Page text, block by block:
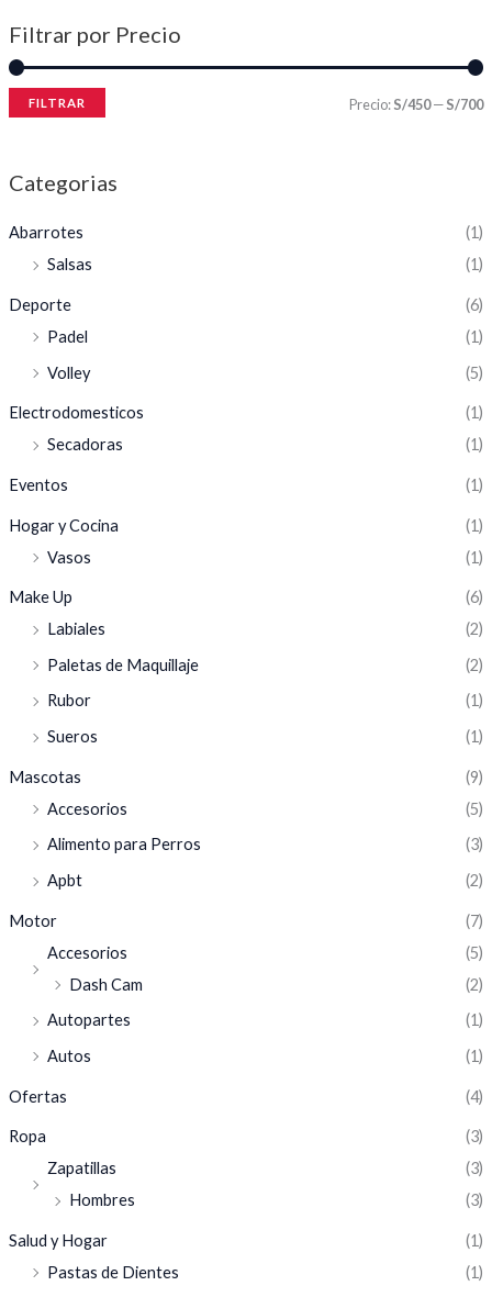
Filtrar por Precio
FILTRAR Precio:S/450—S/700
Categorias
Abarrotes
(1)
Salsas
(1)
Deporte
(6)
Padel
(1)
Volley
(5)
Electrodomesticos
(1)
Secadoras
(1)
Eventos (1)
Hogar y Cocina
(1)
Vasos
(1)
Make Up
(6)
Labiales
(2)
Paletas de Maquillaje
(2)
Rubor
(1)
Sueros
(1)
Mascotas
(9)
Accesorios
(5)
Alimento para Perros
(3)
Apbt
(2)
Motor
(7)
Accesorios
(5)
Dash Cam
(2)
Autopartes
(1)
Autos
(1)
Ofertas (4)
Ropa
(3)
Zapatillas
(3)
Hombres
(3)
Salud y Hogar
(1)
Pastas de Dientes
(1)